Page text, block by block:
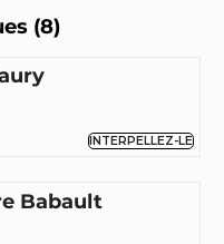
(8)
INTERPELLEZ-LE
Babault